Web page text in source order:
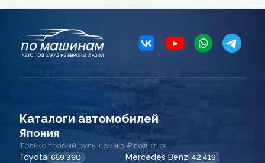
Каталоги автомобилей
Япония
Только правый руль, цены в ₽ под ключ.
Toyota 659 390 Mercedes Benz 42 419